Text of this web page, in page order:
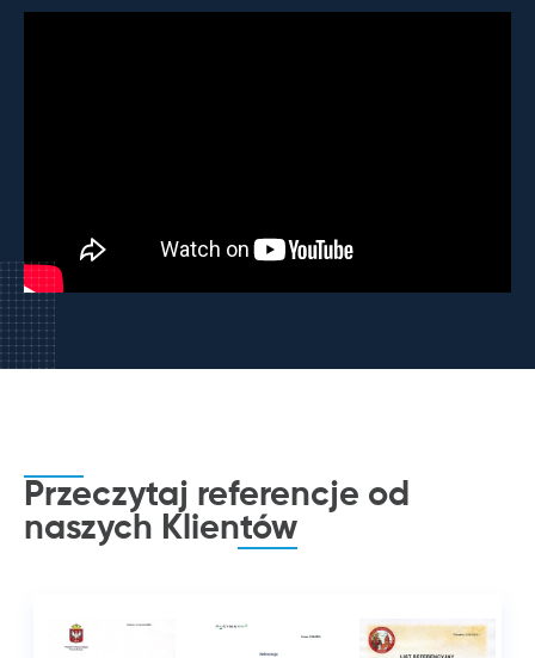
Przeczytaj referencje od
naszych Klientów